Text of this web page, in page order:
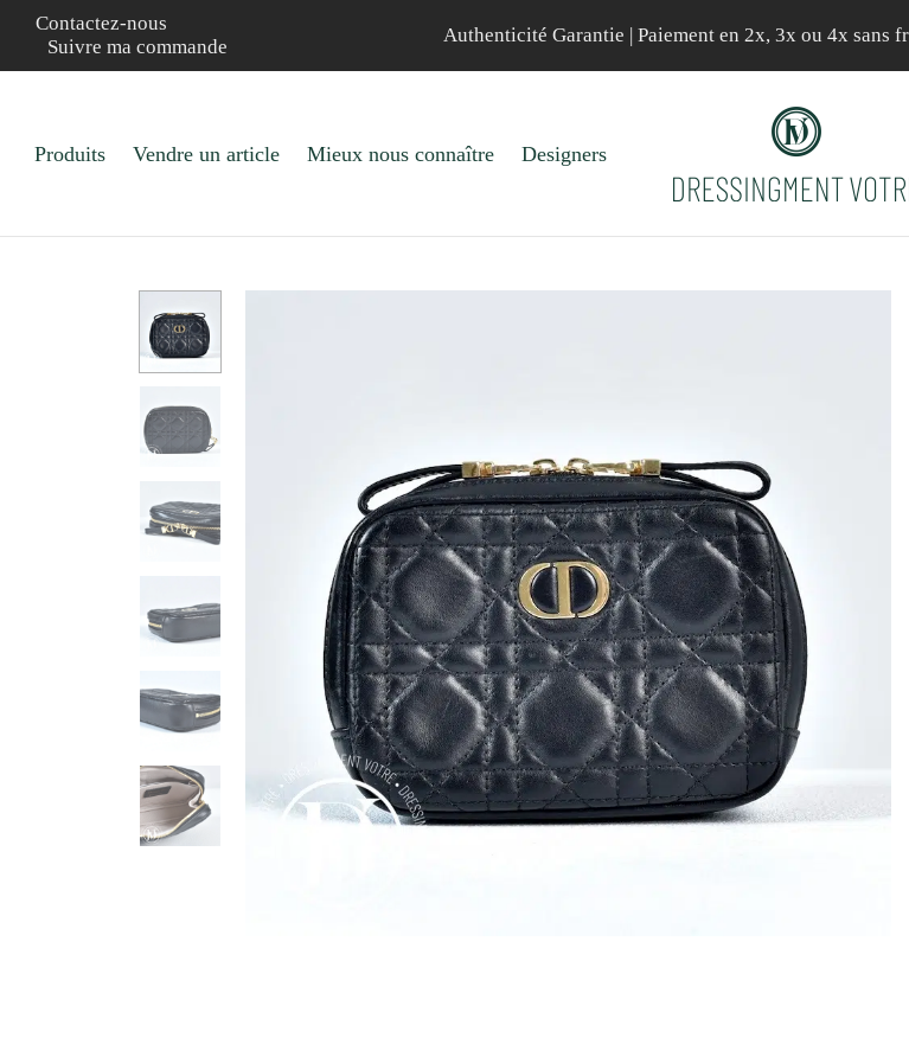
Contactez-nous
Suivre ma commande
Authenticité Garantie | Paiement en 2x, 3x ou 4x sans
Produits Vendre un article Mieux nous connaître Designers